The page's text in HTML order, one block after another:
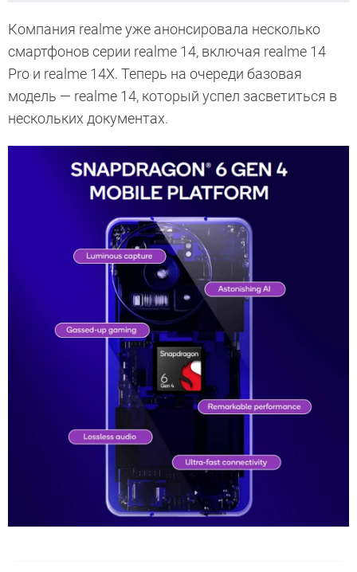
Компания realme уже анонсировала несколько
смартфонов серии realme 14, включая realme 14
Pro и realme 14X. Теперь на очереди базовая
модель — realme 14, который успел засветиться в
нескольких документах.